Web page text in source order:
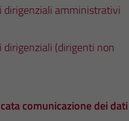
dirigenziali amministrativi
(dirigenti non
comunicazione dei dati